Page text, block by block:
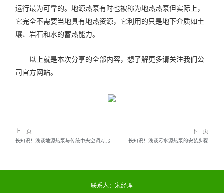
运行最为可靠的。地源热泵有时也被称为地热热泵但实际上，
它完全不需要当地具有地热资源，它利用的只是地下介质如土
壤、岩石和水的蓄热能力。
以上就是本次分享的全部内容，想了解更多请关注我们公
司官方网站。
上一页
长知识！浅谈地源热泵与传统中央空调对比
下一页
长知识！浅谈污水源热泵的安装步骤
联系人：宋经理